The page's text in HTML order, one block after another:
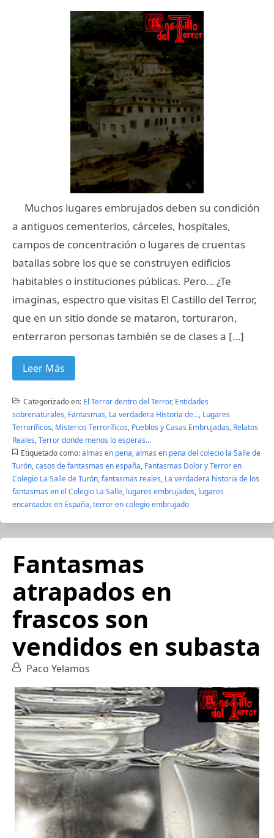
Muchos lugares embrujados deben su condición
a antiguos cementerios, cárceles, hospitales,
campos de concentración o lugares de cruentas
batallas sobre los que se construyen edificios
habitables o instituciones públicas. Pero… ¿Te
imaginas, espectro que visitas El Castillo del Terror,
que en un sitio donde se mataron, torturaron,
enterraron personas también se de clases a […]
Leer Más
Categorizado en: El Terror dentro del Terror, Entidades
sobrenaturales, Fantasmas, La verdadera Historia de..., Lugares
Terroríficos, Misterios Terroríficos, Pueblos y Casas Embrujadas, Relatos
Reales,Terror donde menos lo esperas...
Etiquetado como: almas en pena,almas en pena del colecio la Salle de
Turón,casos de fantasmas en españa, Fantasmas Dolor y Terror en
Colegio La Salle de Turón,fantasmas reales, La verdadera historia de los
fantasmas en el Colegio La Salle, lugares embrujados, lugares
encantados en España,terror en colegio embrujado
Fantasmas
atrapados en
frascos son
vendidos en subasta
Paco Yelamos